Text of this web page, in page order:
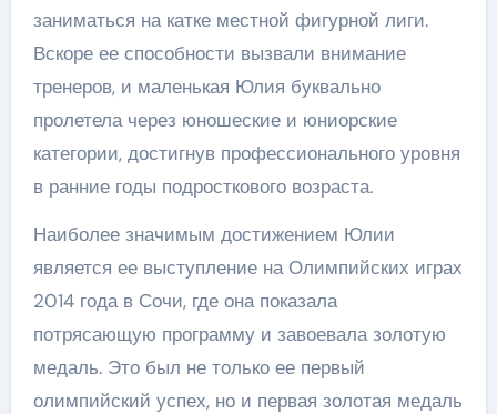
заниматься на катке местной фигурной лиги.
Вскоре ее способности вызвали внимание
тренеров, и маленькая Юлия буквально
пролетела через юношеские и юниорские
категории, достигнув профессионального уровня
в ранние годы подросткового возраста.
Наиболее значимым достижением Юлии
является ее выступление на Олимпийских играх
2014 года в Сочи, где она показала
потрясающую программу и завоевала золотую
медаль. Это был не только ее первый
олимпийский успех, но и первая золотая медаль